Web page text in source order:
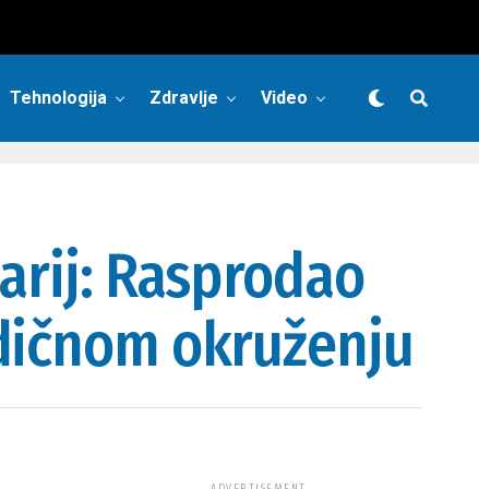
Tehnologija Zdravlje Video
Rasprodao
okruženju